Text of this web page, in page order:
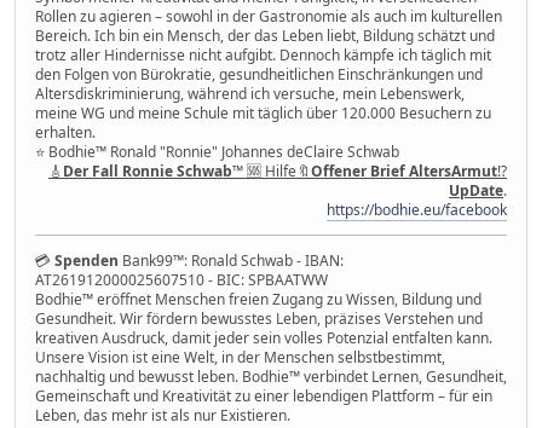
Rollen zu agieren – sowohl in der Gastronomie als auch im kulturellen
Bereich. Ich bin ein Mensch, der das Leben liebt, Bildung schätzt und
trotz aller Hindernisse nicht aufgibt. Dennoch kämpfe ich täglich mit
den Folgen von Bürokratie, gesundheitlichen Einschränkungen und
Altersdiskriminierung, während ich versuche, mein Lebenswerk,
meine WG und meine Schule mit täglich über 120.000 Besuchern zu
erhalten.
⭐️ Bodhie™ Ronald "Ronnie" Johannes deClaire Schwab
🎸 Der Fall Ronnie Schwab™ 🆘 Hilfe🔖Offener Brief AltersArmut⁉️
UpDate.
https://bodhie.eu/facebook
💳 Spenden Bank99™: Ronald Schwab - IBAN:
AT261912000025607510 - BIC: SPBAATWW
Bodhie™ eröffnet Menschen freien Zugang zu Wissen, Bildung und
Gesundheit. Wir fördern bewusstes Leben, präzises Verstehen und
kreativen Ausdruck, damit jeder sein volles Potenzial entfalten kann.
Unsere Vision ist eine Welt, in der Menschen selbstbestimmt,
nachhaltig und bewusst leben. Bodhie™ verbindet Lernen, Gesundheit,
Gemeinschaft und Kreativität zu einer lebendigen Plattform – für ein
Leben, das mehr ist als nur Existieren.